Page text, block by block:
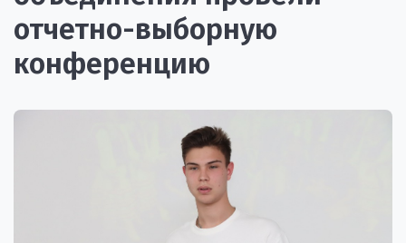
отчетно-выборную
конференцию